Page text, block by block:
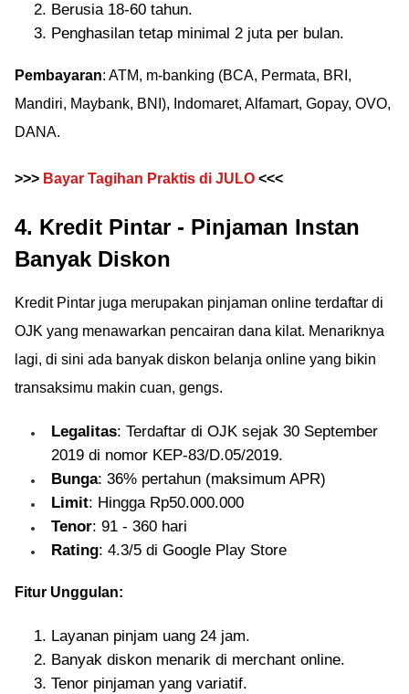
Berusia 18-60 tahun.
Penghasilan tetap minimal 2 juta per bulan.
Pembayaran: ATM, m-banking (BCA, Permata, BRI,
Mandiri, Maybank, BNI), Indomaret, Alfamart, Gopay, OVO,
DANA.
>>> Bayar Tagihan Praktis di JULO <<<
4. Kredit Pintar - Pinjaman Instan
Banyak Diskon
Kredit Pintar juga merupakan pinjaman online terdaftar di
OJK yang menawarkan pencairan dana kilat. Menariknya
lagi, di sini ada banyak diskon belanja online yang bikin
transaksimu makin cuan, gengs.
Legalitas: Terdaftar di OJK sejak 30 September
2019 di nomor KEP-83/D.05/2019.
Bunga: 36% pertahun (maksimum APR)
Limit: Hingga Rp50.000.000
Tenor: 91 - 360 hari
Rating: 4.3/5 di Google Play Store
Fitur Unggulan:
Layanan pinjam uang 24 jam.
Banyak diskon menarik di merchant online.
Tenor pinjaman yang variatif.